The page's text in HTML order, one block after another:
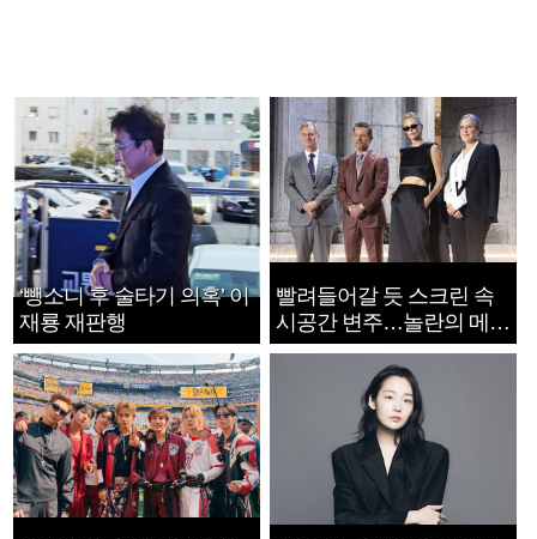
‘뺑소니 후 술타기 의혹’ 이
재룡 재판행
빨려들어갈 듯 스크린 속
시공간 변주…놀란의 메시
지는 ‘전쟁 속죄’